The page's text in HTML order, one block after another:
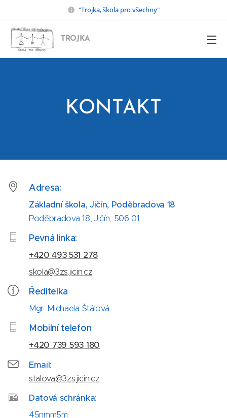
"Trojka, škola pro všechny"
TROJKA
KONTAKT
Adresa:
Základní škola, Jičín, Poděbradova 18
Poděbradova 18, Jičín, 506 01
Pevná linka:
+420 493 531 278
skola@3zs.jicin.cz
Ředitelka
Mgr. Michaela Štálová
Mobilní telefon
+420 739 593 180
Email:
stalova@3zs.jicin.cz
Datová schránka:
45nmm5m